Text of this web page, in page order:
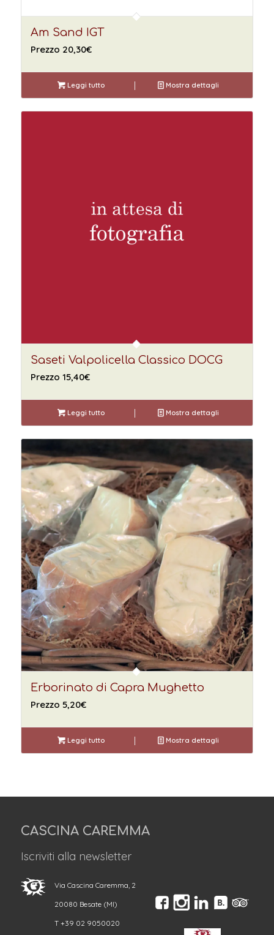
Am Sand IGT
Prezzo 20,30€
Leggi tutto Mostra dettagli
Saseti Valpolicella Classico DOCG
Prezzo 15,40€
Leggi tutto Mostra dettagli
Erborinato di Capra Mughetto
Prezzo 5,20€
Leggi tutto Mostra dettagli
CASCINA CAREMMA
Iscriviti alla newsletter
Via Cascina Caremma, 2
20080 Besate (MI)
T +39 02 9050020